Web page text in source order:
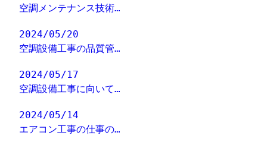
空調メンテナンス技術…
2024/05/20
空調設備工事の品質管…
2024/05/17
空調設備工事に向いて…
2024/05/14
エアコン工事の仕事の…